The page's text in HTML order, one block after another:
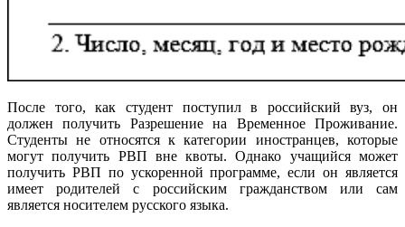
После того, как студент поступил в российский вуз, он
должен получить Разрешение на Временное Проживание.
Студенты не относятся к категории иностранцев, которые
могут получить РВП вне квоты. Однако учащийся может
получить РВП по ускоренной программе, если он является
имеет родителей с российским гражданством или сам
является носителем русского языка.